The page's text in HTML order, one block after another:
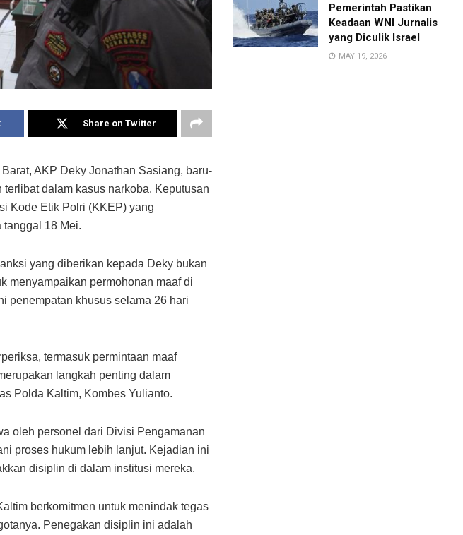
Share on Twitter
AKP Deky Jonathan Sasiang, baru-
dalam kasus narkoba. Keputusan
Kode Etik Polri (KKEP) yang
tanggal 18 Mei.
yang diberikan kepada Deky bukan
menyampaikan permohonan maaf di
penempatan khusus selama 26 hari
termasuk permintaan maaf
langkah penting dalam
Polda Kaltim, Kombes Yulianto.
oleh personel dari Divisi Pengamanan
proses hukum lebih lanjut. Kejadian ini
disiplin di dalam institusi mereka.
berkomitmen untuk menindak tegas
Penegakan disiplin ini adalah
Pemerintah Pastikan
Keadaan WNI Jurnalis
yang Diculik Israel
MAY 19, 2026